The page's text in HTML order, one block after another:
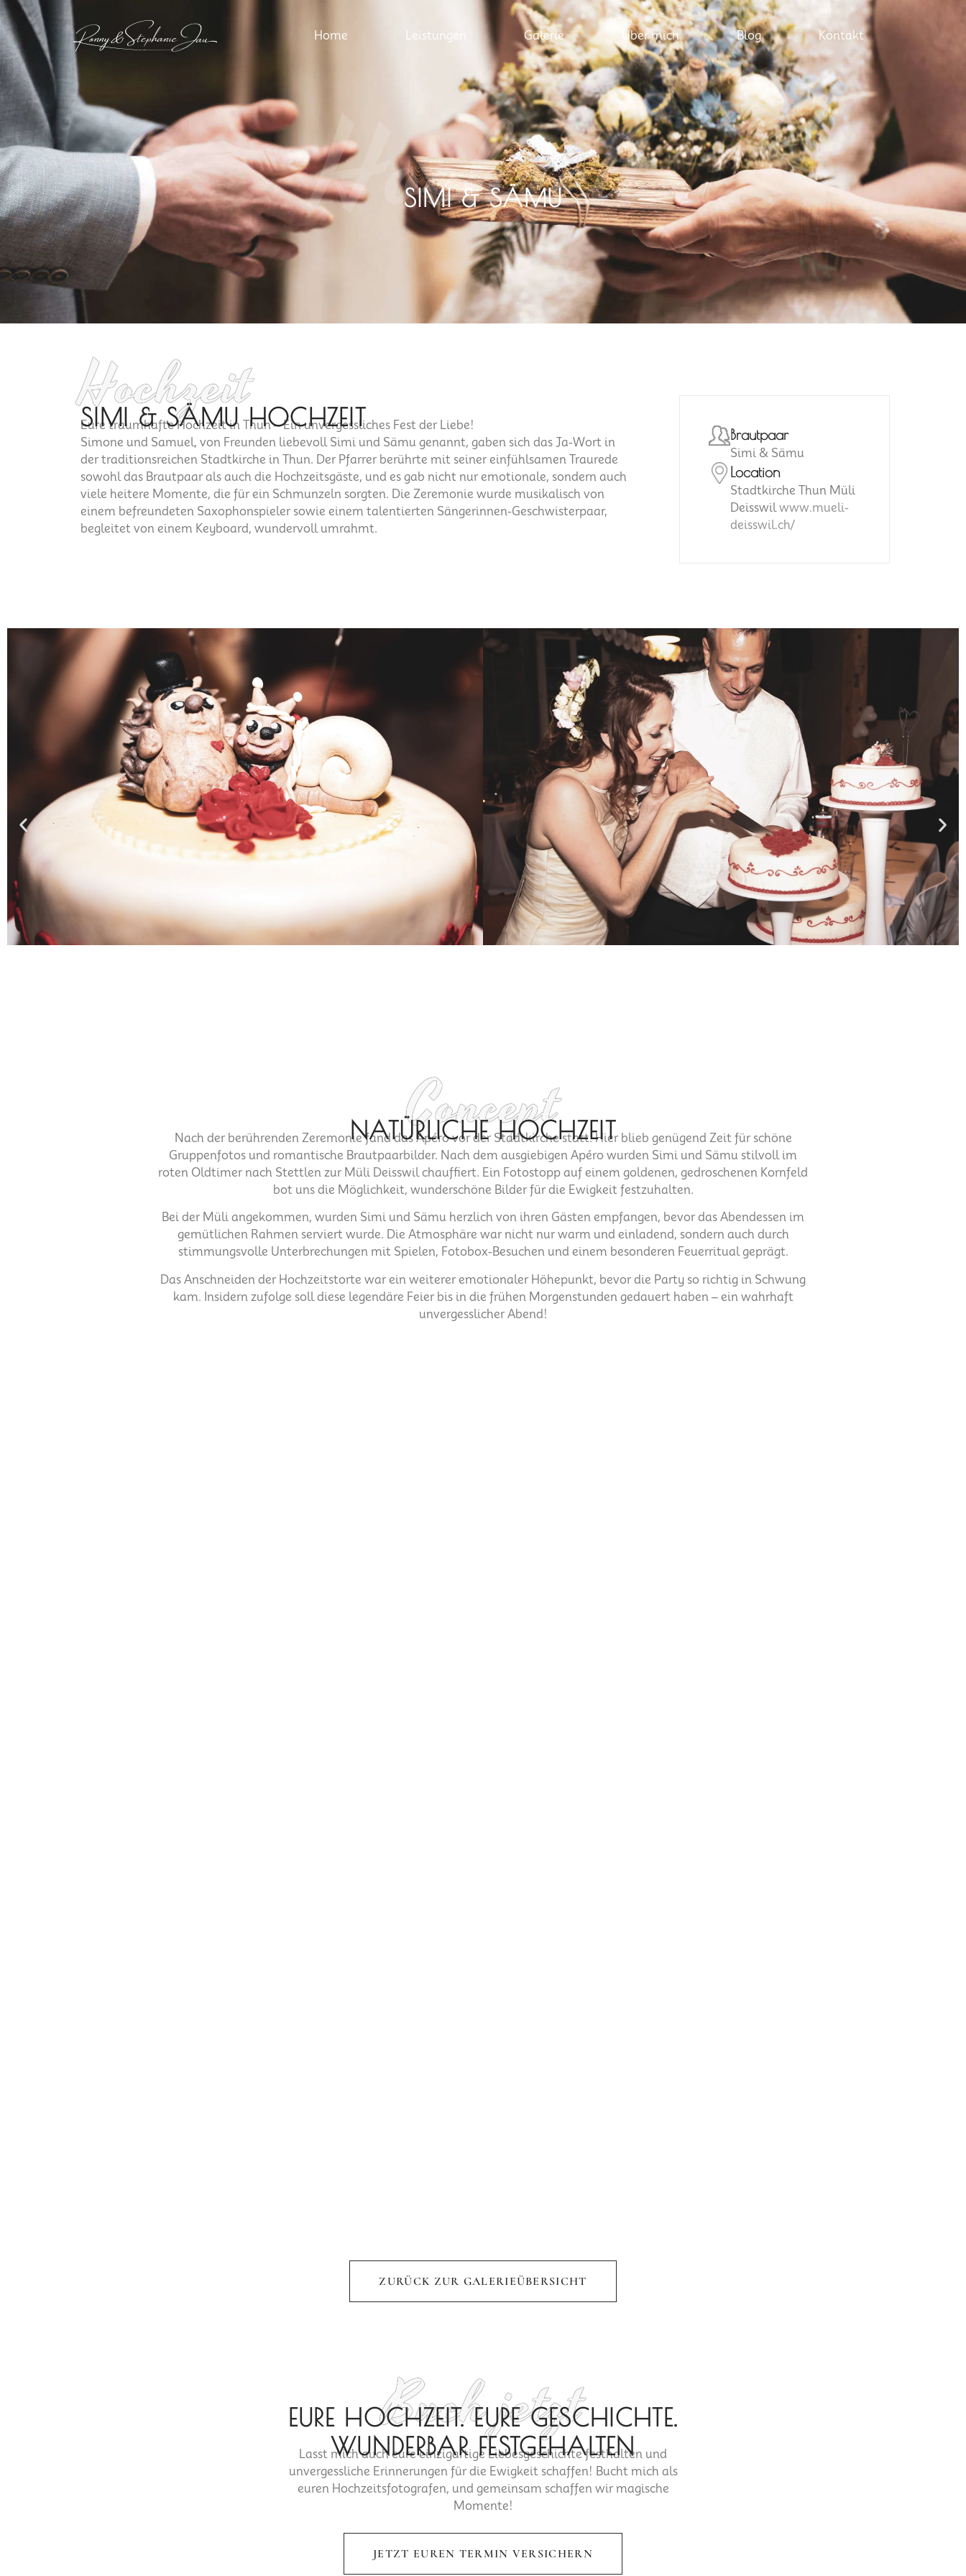
Home Leistungen Galerie Über mich Blog Kontakt
SIMI & SÄMU
Hochzeit
SIMI & SÄMU HOCHZEIT
Hochzeit
Eure traumhafte Hochzeit in Thun – Ein unvergessliches Fest der Liebe!
Simone und Samuel, von Freunden liebevoll Simi und Sämu genannt, gaben sich das Ja-Wort in
der traditionsreichen Stadtkirche in Thun. Der Pfarrer berührte mit seiner einfühlsamen Traurede
sowohl das Brautpaar als auch die Hochzeitsgäste, und es gab nicht nur emotionale, sondern auch
viele heitere Momente, die für ein Schmunzeln sorgten. Die Zeremonie wurde musikalisch von
einem befreundeten Saxophonspieler sowie einem talentierten Sängerinnen-Geschwisterpaar,
begleitet von einem Keyboard, wundervoll umrahmt.
Brautpaar
Simi & Sämu
Location
Stadtkirche Thun Müli
Deisswilwww.mueli-
deisswil.ch/
NATÜRLICHE HOCHZEIT
Concept
Nach der berührenden Zeremonie fand das Apéro vor der Stadtkirche statt. Hier blieb genügend Zeit für schöne
Gruppenfotos und romantische Brautpaarbilder. Nach dem ausgiebigen Apéro wurden Simi und Sämu stilvoll im
roten Oldtimer nach Stettlen zur Müli Deisswil chauffiert. Ein Fotostopp auf einem goldenen, gedroschenen Kornfeld
bot uns die Möglichkeit, wunderschöne Bilder für die Ewigkeit festzuhalten.
Bei der Müli angekommen, wurden Simi und Sämu herzlich von ihren Gästen empfangen, bevor das Abendessen im
gemütlichen Rahmen serviert wurde. Die Atmosphäre war nicht nur warm und einladend, sondern auch durch
stimmungsvolle Unterbrechungen mit Spielen, Fotobox-Besuchen und einem besonderen Feuerritual geprägt.
Das Anschneiden der Hochzeitstorte war ein weiterer emotionaler Höhepunkt, bevor die Party so richtig in Schwung
kam. Insidern zufolge soll diese legendäre Feier bis in die frühen Morgenstunden gedauert haben – ein wahrhaft
unvergesslicher Abend!
ZURÜCK ZUR GALERIEÜBERSICHT
EURE HOCHZEIT. EURE GESCHICHTE.
WUNDERBAR FESTGEHALTEN
Buch jetzt
Lasst mich auch eure einzigartige Liebesgeschichte festhalten und
unvergessliche Erinnerungen für die Ewigkeit schaffen! Bucht mich als
euren Hochzeitsfotografen, und gemeinsam schaffen wir magische
Momente!
JETZT EUREN TERMIN VERSICHERN